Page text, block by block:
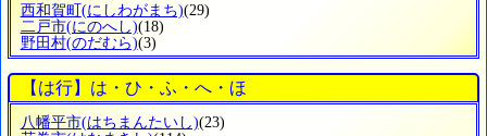
西和賀町 (にしわがまち)(29)
二戸市(にのへし)(18)
野田村(のだむら)(3)
【は行】は・ひ・ふ・へ・ほ
八幡平市(はちまんたいし)(23)